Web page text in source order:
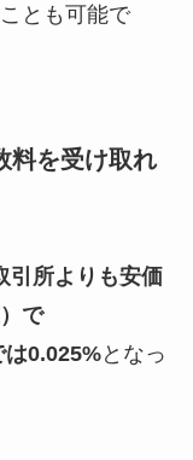
とも可能で
料を受け取れ
引所よりも安価
で
は0.025%となっ